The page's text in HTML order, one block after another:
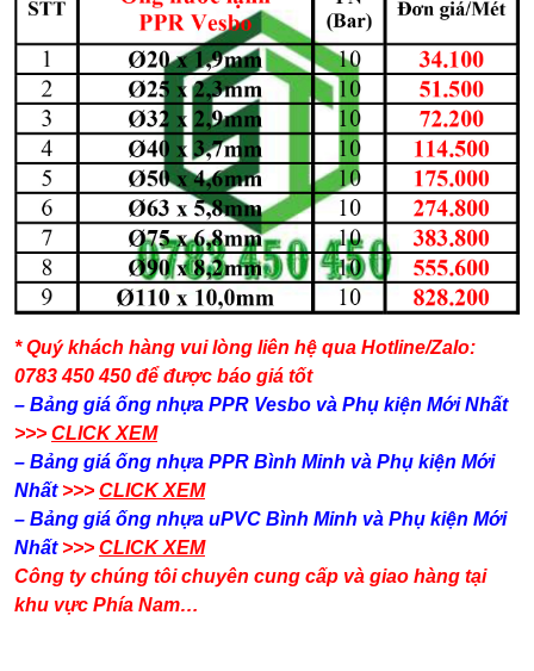
* Quý khách hàng vui lòng liên hệ qua Hotline/Zalo:
0783 450 450 để được báo giá tốt
– Bảng giá ống nhựa PPR Vesbo và Phụ kiện​ Mới Nhất
>>> CLICK XEM
– Bảng giá ống nhựa PPR Bình Minh và Phụ kiện​ Mới
Nhất>>> CLICK XEM
– Bảng giá ống nhựa uPVC Bình Minh và Phụ kiện​ Mới
Nhất>>> CLICK XEM
Công ty chúng tôi chuyên cung cấp và giao hàng tại
khu vực Phía Nam…